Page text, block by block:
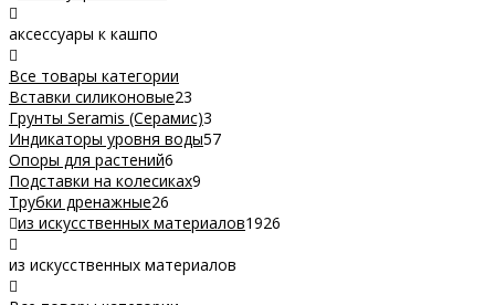
аксессуары к кашпо
Все товары категории
Вставки силиконовые23
Грунты Seramis (Серамис)3
Индикаторы уровня воды57
Опоры для растений6
Подставки на колесиках9
Трубки дренажные26
из искусственных материалов1926
из искусственных материалов